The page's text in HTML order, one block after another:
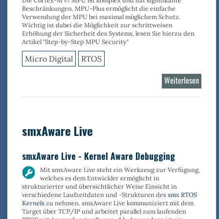
Beschränkungen. MPU-Plus ermöglicht dieeinfache
Verwendung der MPU bei maximal möglichem Schutz.
Wichtig ist dabei die Möglichkeit zur schrittweisen
Erhöhung der Sicherheit des Systems, lesen Sie hierzu den
Artikel "Step-by-Step MPU Security"
Micro Digital RTOS
Weiterlesenüber
MPU-
smxAware Live
smxAware Live - Kernel Aware Debugging
MitsmxAware Livesteht ein Werkzeug zur Verfügung,
welches es dem Entwickler ermöglicht in
strukturierter und übersichtlicher Weise Einsicht in
verschiedene Laufzeitdaten und -Strukturen dessmx RTOS
Kernelszu nehmen. smxAware Livekommuniziert mit dem
Target über TCP/IP und arbeitet parallel zum laufenden